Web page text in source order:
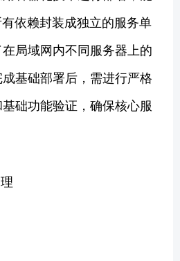
依赖封装成独立的服务单
局域网内不同服务器上的
基础部署后，需进行严格
础功能验证，确保核心服